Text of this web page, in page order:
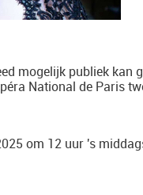
mogelijk publiek kan
National de Paris
om 12 uur 's